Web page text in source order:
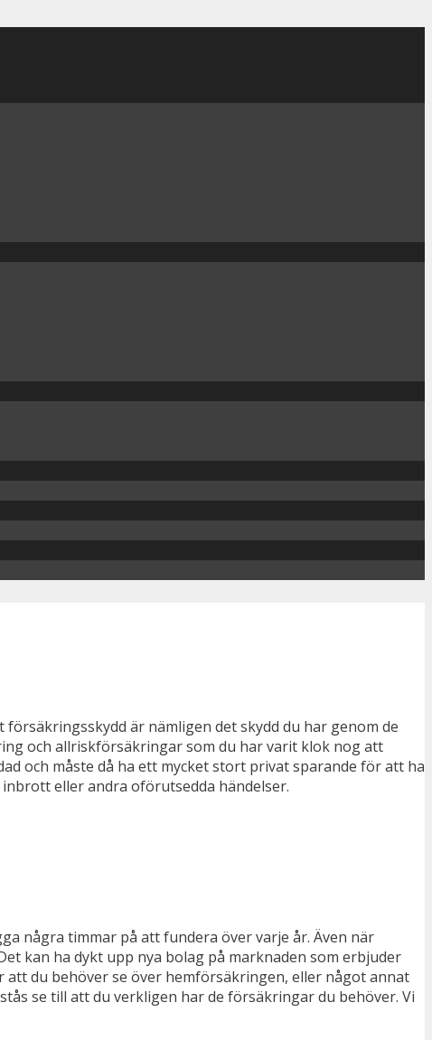
är nämligen det skydd du har genom de
och allriskförsäkringar som du har varit klok nog att
och måste då ha ett mycket stort privat sparande för att ha
eller andra oförutsedda händelser.
några timmar på att fundera över varje år. Även när
kan ha dykt upp nya bolag på marknaden som erbjuder
att du behöver se över hemförsäkringen, eller något annat
se till att du verkligen har de försäkringar du behöver. Vi